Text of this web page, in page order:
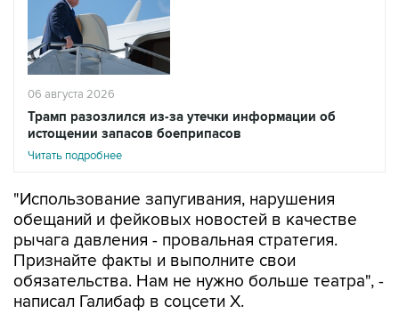
06 августа 2026
Трамп разозлился из-за утечки информации об
истощении запасов боеприпасов
Читать подробнее
"Использование запугивания, нарушения
обещаний и фейковых новостей в качестве
рычага давления - провальная стратегия.
Признайте факты и выполните свои
обязательства. Нам не нужно больше театра", -
написал Галибаф в соцсети X.